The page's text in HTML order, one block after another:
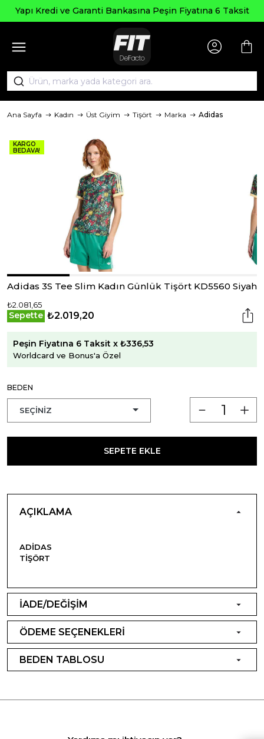
Yapı Kredi ve Garanti Bankasına Peşin Fiyatına 6 Taksit
Ana Sayfa Kadın Üst Giyim Tişört Marka Adidas
KARGO
BEDAVA!
Adidas 3S Tee Slim Kadın Günlük Tişört KD5560 Siyah
₺2.081,65
Sepette ₺2.019,20
Peşin Fiyatına 6 Taksit x ₺336,53
Worldcard ve Bonus'a Özel
BEDEN
SEPETE EKLE
AÇIKLAMA
ADIDAS
TIŞÖRT
İADE/DEĞİŞİM
ÖDEME SEÇENEKLERİ
BEDEN TABLOSU